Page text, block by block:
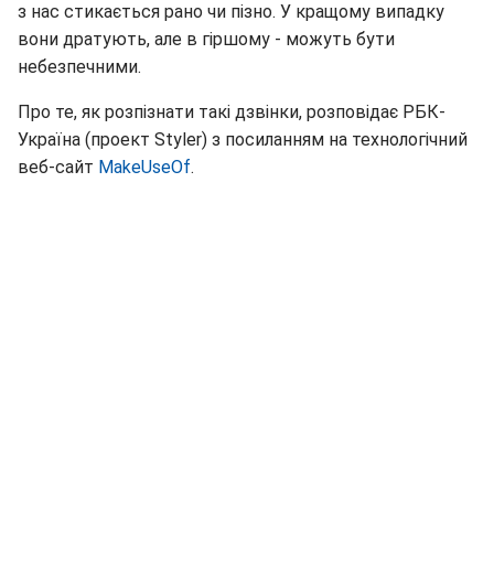
з нас стикається рано чи пізно. У кращому випадку
вони дратують, але в гіршому - можуть бути
небезпечними.
Про те, як розпізнати такі дзвінки, розповідає РБК-
Україна (проект Styler) з посиланням на технологічний
веб-сайт MakeUseOf.